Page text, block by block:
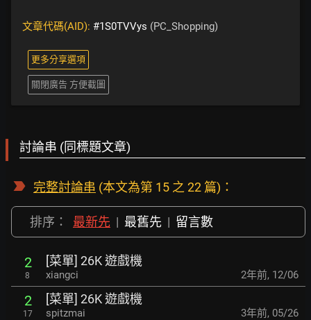
文章代碼(AID): #1S0TVVys (PC_Shopping)
更多分享選項
關閉廣告 方便截圖
討論串 (同標題文章)
完整討論串 (本文為第 15 之 22 篇)：
排序： 最新先 | 最舊先 | 留言數
2
8
[菜單] 26K 遊戲機
xiangci 2年前, 12/06
2
17
[菜單] 26K 遊戲機
spitzmai 3年前, 05/26